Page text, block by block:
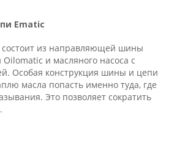
Ematic
состоит из направляющей шины
и масляного насоса с
Особая конструкция шины и цепи
масла попасть именно туда, где
Это позволяет сократить